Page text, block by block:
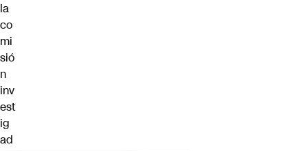
la
co
mi
sió
n
inv
est
ig
ad